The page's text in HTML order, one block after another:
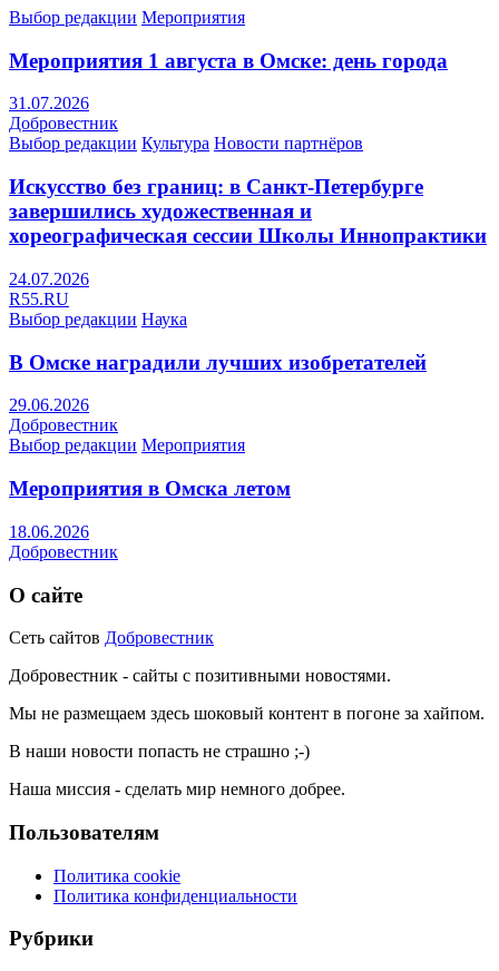
Выбор редакции Мероприятия
Мероприятия 1 августа в Омске: день города
31.07.2026
Добровестник
Выбор редакции Культура Новости партнёров
Искусство без границ: в Санкт-Петербурге
завершились художественная и
хореографическая сессии Школы Иннопрактики
24.07.2026
R55.RU
Выбор редакции Наука
В Омске наградили лучших изобретателей
29.06.2026
Добровестник
Выбор редакции Мероприятия
Мероприятия в Омска летом
18.06.2026
Добровестник
О сайте
Сеть сайтов Добровестник
Добровестник - сайты с позитивными новостями.
Мы не размещаем здесь шоковый контент в погоне за хайпом.
В наши новости попасть не страшно ;-)
Наша миссия - сделать мир немного добрее.
Пользователям
Политика cookie
Политика конфиденциальности
Рубрики